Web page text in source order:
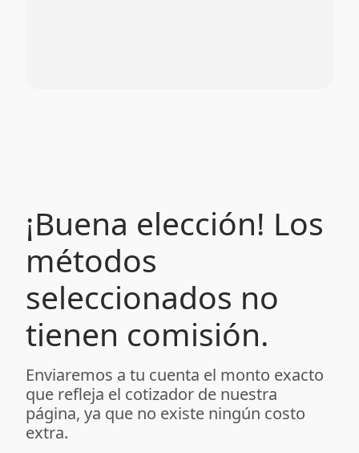
¡Buena elección! Los
métodos
seleccionados no
tienen comisión.
Enviaremos a tu cuenta el monto exacto
que refleja el cotizador de nuestra
página, ya que no existe ningún costo
extra.